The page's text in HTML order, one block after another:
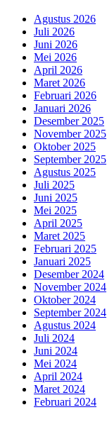
Agustus 2026
Juli 2026
Juni 2026
Mei 2026
April 2026
Maret 2026
Februari 2026
Januari 2026
Desember 2025
November 2025
Oktober 2025
September 2025
Agustus 2025
Juli 2025
Juni 2025
Mei 2025
April 2025
Maret 2025
Februari 2025
Januari 2025
Desember 2024
November 2024
Oktober 2024
September 2024
Agustus 2024
Juli 2024
Juni 2024
Mei 2024
April 2024
Maret 2024
Februari 2024